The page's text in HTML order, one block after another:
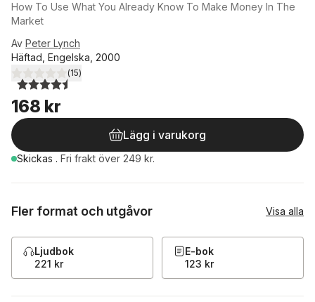
How To Use What You Already Know To Make Money In The
Market
Av Peter Lynch
Häftad, Engelska, 2000
4,5utav 5 stjärnor. Totalt antal röster:
(15)
168 kr
Lägg i varukorg
Skickas . Fri frakt över 249 kr.
Fler format och utgåvor Visa alla
Ljudbok
221 kr
E-bok
123 kr